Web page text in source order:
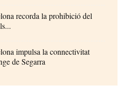
recorda la prohibició del
impulsa la connectivitat
de Segarra